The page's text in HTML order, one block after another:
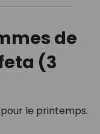
de
(3
le printemps.